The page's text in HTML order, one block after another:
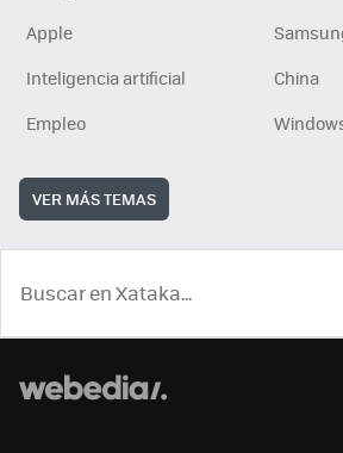
Apple
Inteligencia artificial
China
Empleo
VER MÁS TEMAS